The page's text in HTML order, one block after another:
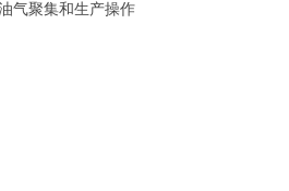
气聚集和生产操作